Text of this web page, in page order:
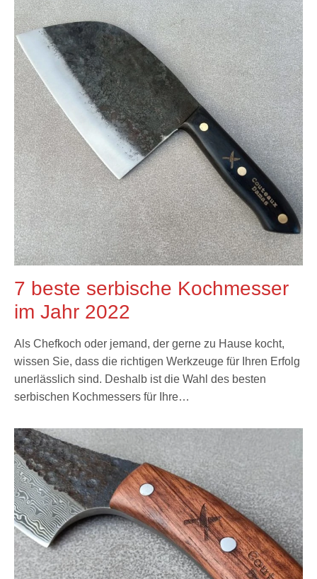
7 beste serbische Kochmesser
im Jahr 2022
Als Chefkoch oder jemand, der gerne zu Hause kocht,
wissen Sie, dass die richtigen Werkzeuge für Ihren Erfolg
unerlässlich sind. Deshalb ist die Wahl des besten
serbischen Kochmessers für Ihre…